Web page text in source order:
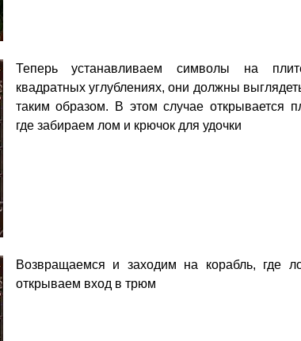
Теперь устанавливаем символы на
квадратных углублениях, они должны
таким образом. В этом случае открывается
где забираем лом и крючок для удочки
Возвращаемся и заходим на корабль, где
открываем вход в трюм